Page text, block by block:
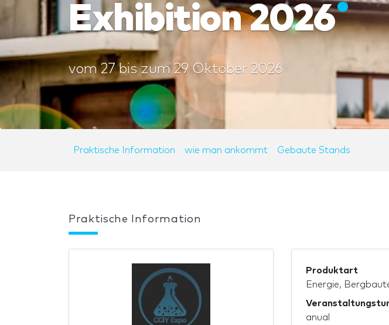
Exhibition 2026
vom27bis zum 29 Oktober 2026
Praktische Information wie man ankommt Gebaute Stands
Praktische Information
Produktart
Energie,
anual